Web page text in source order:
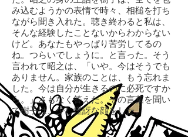
み込むようかの表情で時々、相槌を打ち
ながら聞き入れた。聴き終わると私は、
そんな経験したことないからわからない
けど。あなたもやっぱり苦労してるの
ね。つらいでしょうに。と言った。そう
言われて昭之は、「いや。今はそうでも
ありません。家族のことは、もう忘れま
した。今は自分が生きるのに必死ですか
ら。」さもなく答えた。その言葉を聞い
て樹子は、少し怪訝な顔をした。